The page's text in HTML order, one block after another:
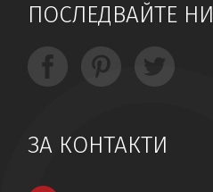
ПОСЛЕДВАЙТЕ НИ
ЗА КОНТАКТИ